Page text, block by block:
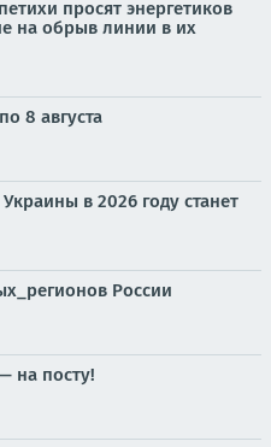
просят энергетиков
на обрыв линии в их
8 августа
в 2026 году станет
России
на посту!